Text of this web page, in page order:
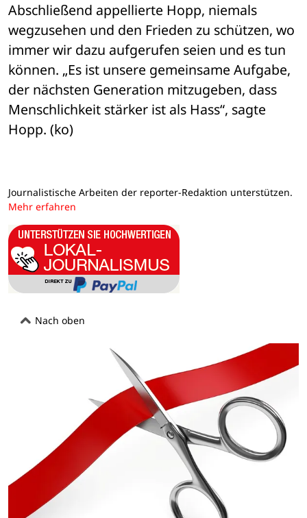
Abschließend appellierte Hopp, niemals
wegzusehen und den Frieden zu schützen, wo
immer wir dazu aufgerufen seien und es tun
können. „Es ist unsere gemeinsame Aufgabe,
der nächsten Generation mitzugeben, dass
Menschlichkeit stärker ist als Hass“, sagte
Hopp. (ko)
Journalistische Arbeiten der reporter-Redaktion unterstützen.
Mehr erfahren
Nach oben